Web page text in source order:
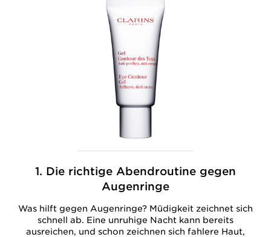
1. Die richtige Abendroutine gegen
Augenringe
Was hilft gegen Augenringe? Müdigkeit zeichnet sich
schnell ab. Eine unruhige Nacht kann bereits
ausreichen, und schon zeichnen sich fahlere Haut,